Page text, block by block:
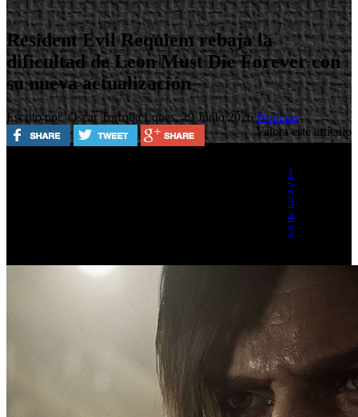
Resident Evil Requiem rebaja la
dificultad de Leon Must Die Forever con
su nueva actualización
Escrito por Oscar TorrobaLunes, 29 Junio 2026Noticias
Valora este artículo
1
2
3
4
5